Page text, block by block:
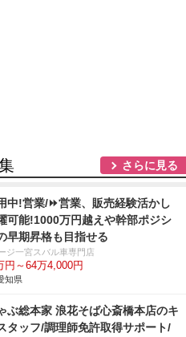
さらに見る
中!営業/⏩️営業、販売経験活かし
可能!1000万円越えや幹部ポジシ
早期昇格も目指せる
ジ一宮スバル車専門店
円～64万4,000円
知県
ぶ総本家 浪花そば心斎橋本店のキ
タッフ/調理師免許取得サポート/